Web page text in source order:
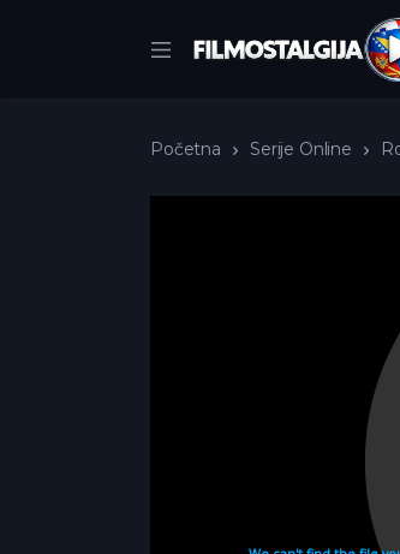
Početna Serije Online